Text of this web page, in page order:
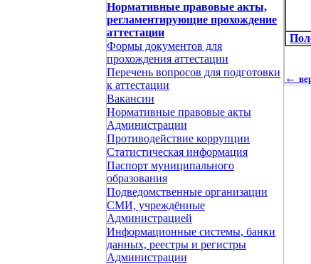
Нормативные правовые акты,
регламентирующие прохождение
аттестации
Формы документов для
прохождения аттестации
Перечень вопросов для подготовки
к аттестации
Вакансии
Нормативные правовые акты
Администрации
Противодействие коррупции
Статистическая информация
Паспорт муниципального
образования
Подведомственные организации
СМИ, учреждённые
Администрацией
Информационные системы, банки
данных, реестры и регистры
Администрации
←